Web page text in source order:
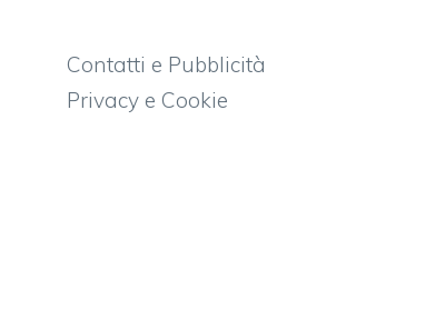
Contatti e Pubblicità
Privacy e Cookie